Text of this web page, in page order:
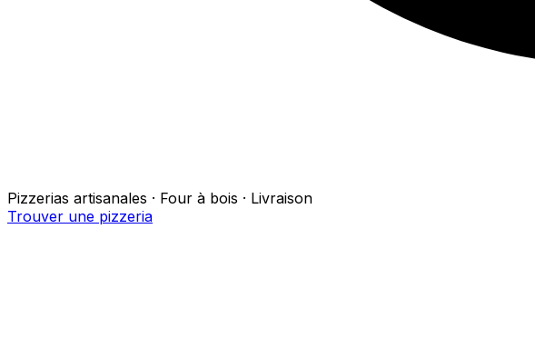
Pizzerias artisanales · Four à bois · Livraison
Trouver une pizzeria